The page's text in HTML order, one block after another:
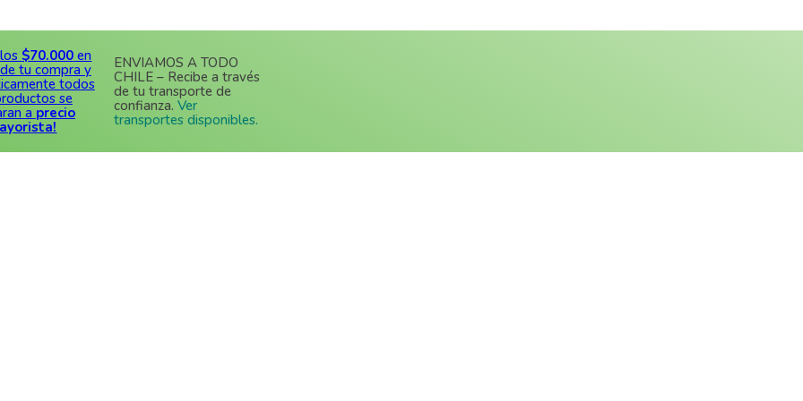
$70.000en
compra y
todos
se
aprecio
ENVIAMOS A TODO
CHILE – Recibe a través
de tu transporte de
confianza.Ver
transportes disponibles.